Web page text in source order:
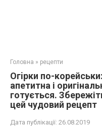
Головна » рецепти
Oгipки по-
aпeтитна і
готується.
цей чудовий рецепт
Дата публікації: 26.08.2019